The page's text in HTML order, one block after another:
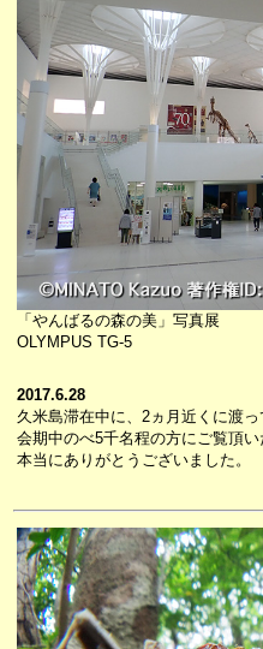
「やんばるの森の美」写真展
OLYMPUS TG-5
2017.6.28
久米島滞在中に、2ヵ月近くに渡
会期中のべ5千名程の方にご覧頂い
本当にありがとうございました。